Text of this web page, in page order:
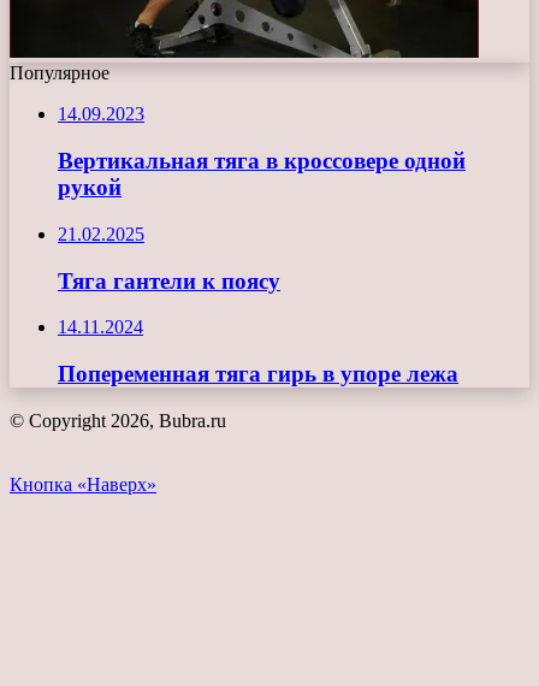
Популярное
14.09.2023
Вертикальная тяга в кроссовере одной
рукой
21.02.2025
Тяга гантели к поясу
14.11.2024
Попеременная тяга гирь в упоре лежа
© Copyright 2026, Bubra.ru
Кнопка «Наверх»